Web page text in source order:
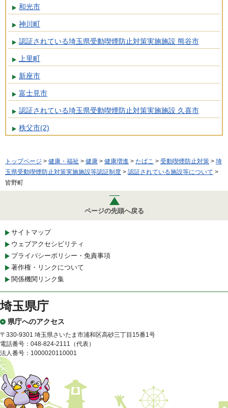
和光市
神川町
認証されている埼玉県受動喫煙防止対策実施施設 熊谷市
上里町
新座市
富士見市
認証されている埼玉県受動喫煙防止対策実施施設 久喜市
秩父市(2)
トップページ > 健康・福祉 > 健康 > 健康増進 > たばこ > 受動喫煙防止対策 > 埼
玉県受動喫煙防止対策実施施設等認証制度 > 認証されている施設等について >
皆野町
ページの先頭へ戻る
サイトマップ
ウェブアクセシビリティ
プライバシーポリシー・免責事項
著作権・リンクについて
関係機関リンク集
埼玉県庁
県庁へのアクセス
〒330-9301 埼玉県さいたま市浦和区高砂三丁目15番1号
電話番号：048-824-2111（代表）
法人番号：1000020110001